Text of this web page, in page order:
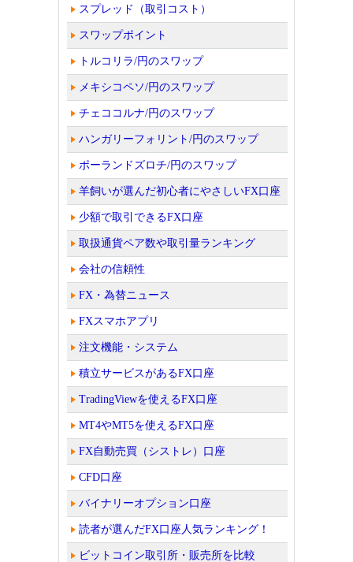
スプレッド（取引コスト）
スワップポイント
トルコリラ/円のスワップ
メキシコペソ/円のスワップ
チェココルナ/円のスワップ
ハンガリーフォリント/円のスワップ
ポーランドズロチ/円のスワップ
羊飼いが選んだ初心者にやさしいFX口座
少額で取引できるFX口座
取扱通貨ペア数や取引量ランキング
会社の信頼性
FX・為替ニュース
FXスマホアプリ
注文機能・システム
積立サービスがあるFX口座
TradingViewを使えるFX口座
MT4やMT5を使えるFX口座
FX自動売買（シストレ）口座
CFD口座
バイナリーオプション口座
読者が選んだFX口座人気ランキング！
ビットコイン取引所・販売所を比較